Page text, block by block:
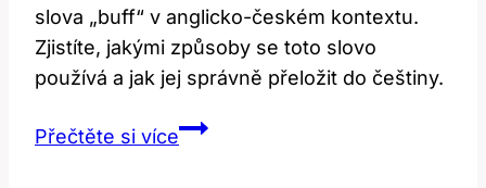
slova „buff“ v anglicko-českém kontextu.
Zjistíte, jakými způsoby se toto slovo
používá a jak jej správně přeložit do češtiny.
Přečtěte si víceBuff: